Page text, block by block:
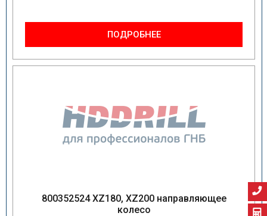
ПОДРОБНЕЕ
800352524 XZ180, XZ200 направляющее
колесо